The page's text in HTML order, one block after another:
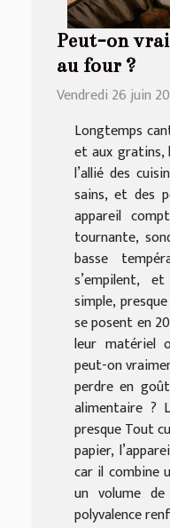
Peut-on
au four ?
Vendredi 26 juin
Longtemps
et aux gratins,
l’allié des
sains, et des
appareil
tournante,
basse
s’empilent,
simple,
se posent en
leur matériel
peut-on
perdre en
alimentaire
presque Tout
papier,
car il combine
un volume
polyvalence